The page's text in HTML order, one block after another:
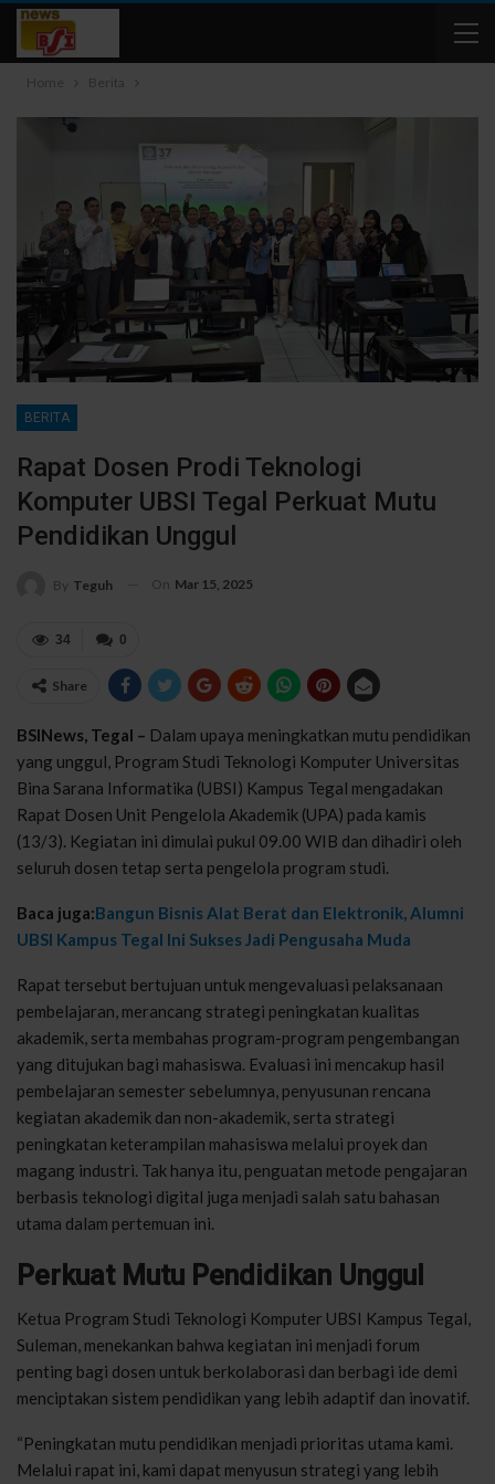
Home Berita
BERITA
Rapat Dosen Prodi Teknologi
Komputer UBSI Tegal Perkuat Mutu
Pendidikan Unggul
By Teguh On Mar 15, 2025
0
34
Share
BSINews, Tegal – Dalam upaya meningkatkan mutu pendidikan
yang unggul, Program Studi Teknologi Komputer Universitas
Bina Sarana Informatika (UBSI) Kampus Tegal mengadakan
Rapat Dosen Unit Pengelola Akademik (UPA) pada kamis
(13/3). Kegiatan ini dimulai pukul 09.00 WIB dan dihadiri oleh
seluruh dosen tetap serta pengelola program studi.
Baca juga:Bangun Bisnis Alat Berat dan Elektronik, Alumni
UBSI Kampus Tegal Ini Sukses Jadi Pengusaha Muda
Rapat tersebut bertujuan untuk mengevaluasi pelaksanaan
pembelajaran, merancang strategi peningkatan kualitas
akademik, serta membahas program-program pengembangan
yang ditujukan bagi mahasiswa. Evaluasi ini mencakup hasil
pembelajaran semester sebelumnya, penyusunan rencana
kegiatan akademik dan non-akademik, serta strategi
peningkatan keterampilan mahasiswa melalui proyek dan
magang industri. Tak hanya itu, penguatan metode pengajaran
berbasis teknologi digital juga menjadi salah satu bahasan
utama dalam pertemuan ini.
Perkuat Mutu Pendidikan Unggul
Ketua Program Studi Teknologi Komputer UBSI Kampus Tegal,
Suleman, menekankan bahwa kegiatan ini menjadi forum
penting bagi dosen untuk berkolaborasi dan berbagi ide demi
menciptakan sistem pendidikan yang lebih adaptif dan inovatif.
“Peningkatan mutu pendidikan menjadi prioritas utama kami.
Melalui rapat ini, kami dapat menyusun strategi yang lebih